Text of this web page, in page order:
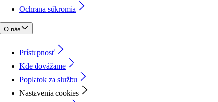
Ochrana súkromia
O nás
Prístupnosť
Kde dovážame
Poplatok za službu
Nastavenia cookies